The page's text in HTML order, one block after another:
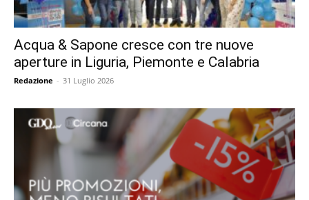
Acqua & Sapone cresce con tre nuove
aperture in Liguria, Piemonte e Calabria
Redazione - 31 Luglio 2026